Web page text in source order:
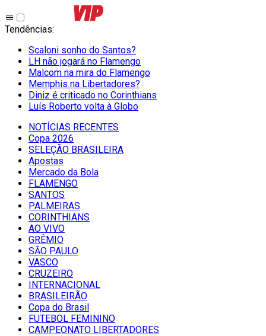
Tendências:
Scaloni sonho do Santos?
LH não jogará no Flamengo
Malcom na mira do Flamengo
Memphis na Libertadores?
Diniz é criticado no Corinthians
Luís Roberto volta à Globo
NOTÍCIAS RECENTES
Copa 2026
SELEÇÃO BRASILEIRA
Apostas
Mercado da Bola
FLAMENGO
SANTOS
PALMEIRAS
CORINTHIANS
AO VIVO
GRÊMIO
SĀO PAULO
VASCO
CRUZEIRO
INTERNACIONAL
BRASILEIRÃO
Copa do Brasil
FUTEBOL FEMININO
CAMPEONATO LIBERTADORES